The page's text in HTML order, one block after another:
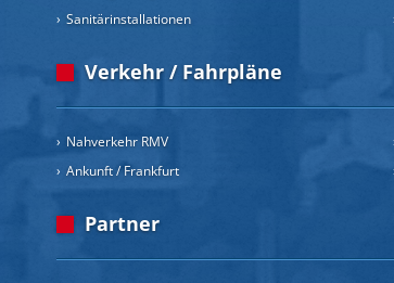
Sanitärinstallationen
Verkehr / Fahrpläne
Nahverkehr RMV
Ankunft / Frankfurt
Partner